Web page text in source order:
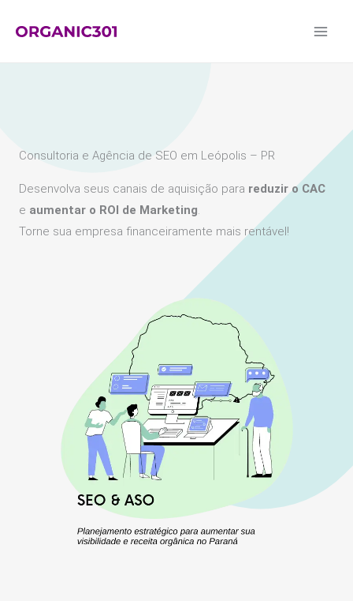
para
Consultoria e Agência de SEO em Leópolis – PR
Desenvolva seus canais de aquisição para reduzir o CAC
e aumentar o ROI de Marketing.
Torne sua empresa financeiramente mais rentável!